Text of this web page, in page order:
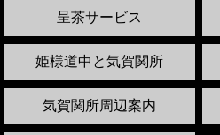
呈茶サービス
姫様道中と気賀関所
気賀関所周辺案内